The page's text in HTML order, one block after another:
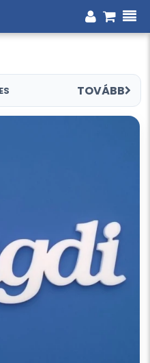
TOVÁBB